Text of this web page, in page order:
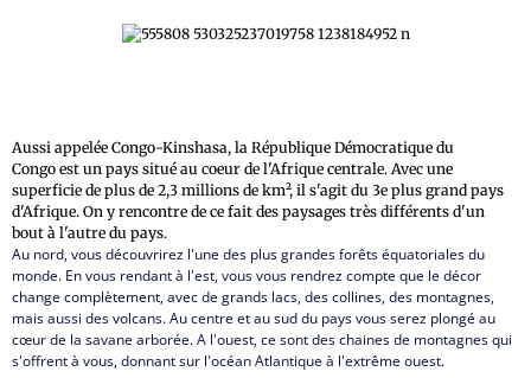
Aussi appelée Congo-Kinshasa, la République Démocratique du
Congo est un pays situé au coeur de l'Afrique centrale. Avec une
superficie de plus de 2,3 millions de km², il s'agit du 3e plus grand pays
d'Afrique. On y rencontre de ce fait des paysages très différents d'un
bout à l'autre du pays.
Au nord, vous découvrirez l'une des plus grandes forêts équatoriales du
monde. En vous rendant à l'est, vous vous rendrez compte que le décor
change complètement, avec de grands lacs, des collines, des montagnes,
mais aussi des volcans. Au centre et au sud du pays vous serez plongé au
cœur de la savane arborée. A l'ouest, ce sont des chaines de montagnes qui
s'offrent à vous, donnant sur l'océan Atlantique à l'extrême ouest.